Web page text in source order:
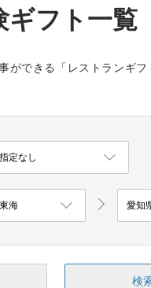
フト一覧
できる「レストランギ
検